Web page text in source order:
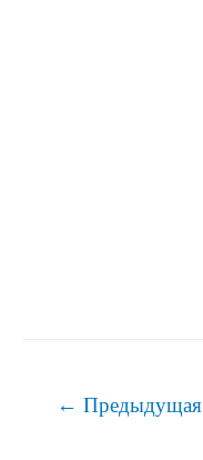
Навигация
← Предыдущая